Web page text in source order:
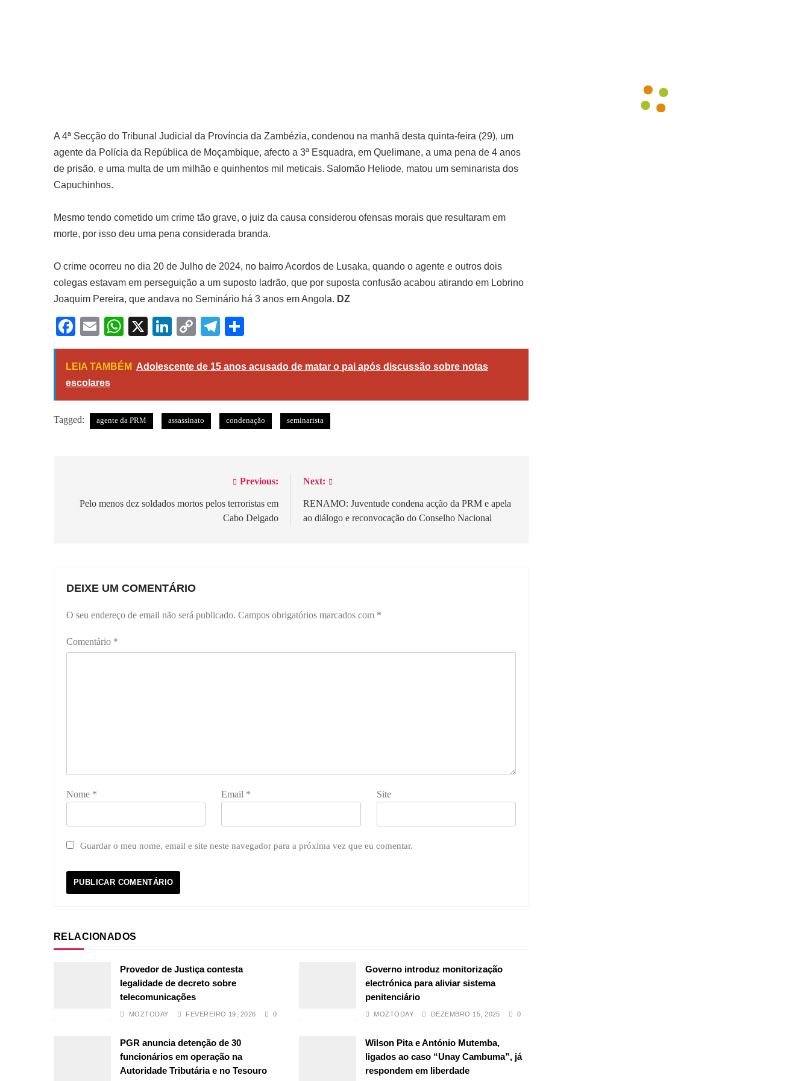
A 4ª Secção do Tribunal Judicial da Província da Zambézia, condenou na manhã desta quinta-feira (29), um
agente da Polícia da República de Moçambique, afecto a 3ª Esquadra, em Quelimane, a uma pena de 4 anos
de prisão, e uma multa de um milhão e quinhentos mil meticais. Salomão Heliode, matou um seminarista dos
Capuchinhos.
Mesmo tendo cometido um crime tão grave, o juiz da causa considerou ofensas morais que resultaram em
morte, por isso deu uma pena considerada branda.
O crime ocorreu no dia 20 de Julho de 2024, no bairro Acordos de Lusaka, quando o agente e outros dois
colegas estavam em perseguição a um suposto ladrão, que por suposta confusão acabou atirando em Lobrino
Joaquim Pereira, que andava no Seminário há 3 anos em Angola. DZ
Facebook
EmailWhatsApp
X LinkedIn
Copy
Link
Telegram
LEIA TAMBÉM Adolescente de 15 anos acusado de matar o pai após discussão sobre notas
escolares
Tagged: agente da PRM assassinato condenação seminarista
Previous:
Pelo menos dez soldados mortos pelos terroristas em
Cabo Delgado
Next:
RENAMO: Juventude condena acção da PRM e apela
ao diálogo e reconvocação do Conselho Nacional
DEIXE UM COMENTÁRIO
O seu endereço de email não será publicado. Campos obrigatórios marcados com *
Comentário *
Nome * Email * Site
Guardar o meu nome, email e site neste navegador para a próxima vez que eu comentar.
RELACIONADOS
Provedor de Justiça contesta
legalidade de decreto sobre
telecomunicações
MOZTODAY FEVEREIRO 19, 2026 0
Governo introduz monitorização
electrónica para aliviar sistema
penitenciário
MOZTODAY DEZEMBRO 15, 2025 0
PGR anuncia detenção de 30
funcionários em operação na
Autoridade Tributária e no Tesouro
Wilson Pita e António Mutemba,
ligados ao caso “Unay Cambuma”, já
respondem em liberdade